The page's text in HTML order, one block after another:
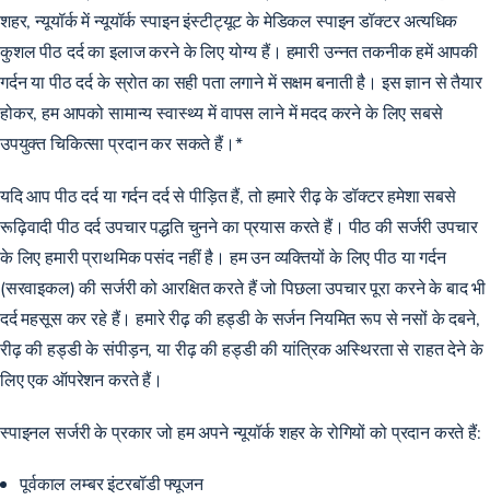
शहर, न्यूयॉर्क में न्यूयॉर्क स्पाइन इंस्टीट्यूट के मेडिकल स्पाइन डॉक्टर अत्यधिक
कुशल पीठ दर्द का इलाज करने के लिए योग्य हैं। हमारी उन्नत तकनीक हमें आपकी
गर्दन या पीठ दर्द के स्रोत का सही पता लगाने में सक्षम बनाती है। इस ज्ञान से तैयार
होकर, हम आपको सामान्य स्वास्थ्य में वापस लाने में मदद करने के लिए सबसे
उपयुक्त चिकित्सा प्रदान कर सकते हैं।*
यदि आप पीठ दर्द या गर्दन दर्द से पीड़ित हैं, तो हमारे रीढ़ के डॉक्टर हमेशा सबसे
रूढ़िवादीपीठ दर्द उपचारपद्धति चुनने का प्रयास करते हैं। पीठ की सर्जरी उपचार
के लिए हमारी प्राथमिक पसंद नहीं है। हम उन व्यक्तियों के लिए पीठ या गर्दन
(सरवाइकल) की सर्जरी को आरक्षित करते हैं जो पिछला उपचार पूरा करने के बाद भी
दर्द महसूस कर रहे हैं। हमारे रीढ़ की हड्डी के सर्जन नियमित रूप से नसों के दबने,
रीढ़ की हड्डी के संपीड़न, या रीढ़ की हड्डी की यांत्रिक अस्थिरता से राहत देने के
लिए एक ऑपरेशन करते हैं।
स्पाइनल सर्जरी के प्रकार जो हम अपने न्यूयॉर्क शहर के रोगियों को प्रदान करते हैं:
पूर्वकाल लम्बर इंटरबॉडी फ्यूजन